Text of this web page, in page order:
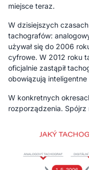
miejsce teraz.
W dzisiejszych
tachografów:
używał się do 2006
cyfrowe. W 2012 roku
oficjalnie zastąpił
obowiązują
W konkretnych
rozporządzenia.